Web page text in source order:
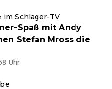
im Schlager-TV
Spaß mit Andy
Stefan Mross die
Uhr